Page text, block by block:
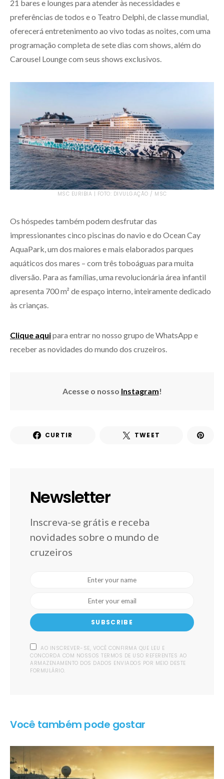
21 bares e lounges para atender às necessidades e
preferências de todos e o Teatro Delphi, de classe mundial,
oferecerá entretenimento ao vivo todas as noites, com uma
programação completa de sete dias com shows, além do
Carousel Lounge com seus shows exclusivos.
MSC EURIBIA | FOTO: DIVULGAÇÃO / MSC
Os hóspedes também podem desfrutar das
impressionantes cinco piscinas do navio e do Ocean Cay
AquaPark, um dos maiores e mais elaborados parques
aquáticos dos mares – com três toboáguas para muita
diversão. Para as famílias, uma revolucionária área infantil
apresenta 700 m² de espaço interno, inteiramente dedicado
às crianças.
Clique aquipara entrar no nosso grupo de WhatsApp e
receber as novidades do mundo dos cruzeiros.
Acesse o nosso Instagram!
CURTIR TWEET
Newsletter
Inscreva-se grátis e receba
novidades sobre o mundo de
cruzeiros
SUBSCRIBE
AO INSCREVER-SE, VOCÊ CONFIRMA QUE LEU E
CONCORDA COM NOSSOS TERMOS DE USO REFERENTES AO
ARMAZENAMENTO DOS DADOS ENVIADOS POR MEIO DESTE
FORMULÁRIO.
Você também pode gostar